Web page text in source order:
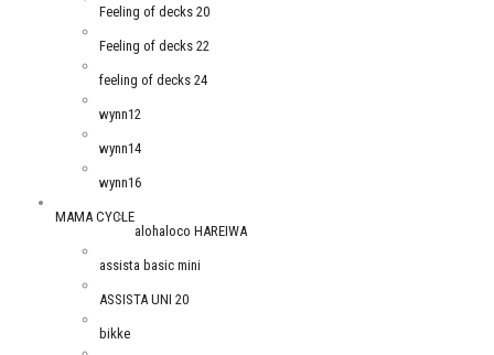
Feeling of decks 20
Feeling of decks 22
feeling of decks 24
wynn12
wynn14
wynn16
MAMA CYCLE
alohaloco HAREIWA
assista basic mini
ASSISTA UNI 20
bikke